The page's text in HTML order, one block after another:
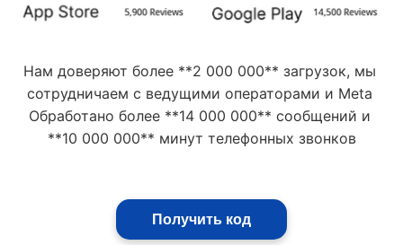
Нам доверяют более **2 000 000** загрузок, мы
сотрудничаем с ведущими операторами и Meta
Обработано более **14 000 000** сообщений и
**10 000 000** минут телефонных звонков
Получить код